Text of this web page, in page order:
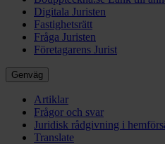
Digitala Juristen
Fastighetsrätt
Fråga Juristen
Företagarens Jurist
Genväg
Artiklar
Frågor och svar
Juridisk rådgivning i
Translate